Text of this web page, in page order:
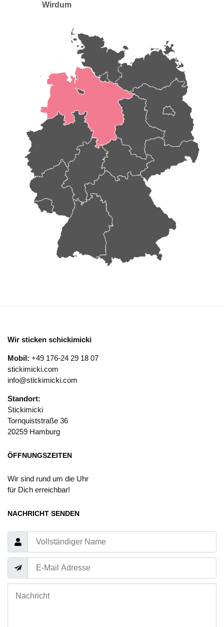
Wirdum
Wir sticken schickimicki
Mobil: +49 176-24 29 18 07
stickimicki.com
info@stickimicki.com
Standort:
Stickimicki
Tornquiststraße 36
20259 Hamburg
ÖFFNUNGSZEITEN
Wir sind rund um die Uhr
für Dich erreichbar!
NACHRICHT SENDEN